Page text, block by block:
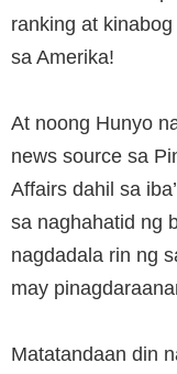
ranking at
sa Amerika!
At noong Hunyo
news source sa
Affairs dahil sa
sa naghahatid ng
nagdadala rin ng
may
Matatandaan din